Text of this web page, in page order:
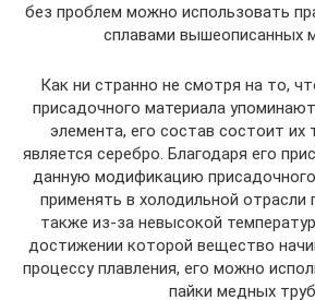
без проблем можно использовать
сплавами вышеописанных
Как ни странно не смотря на то,
присадочного материала
элемента, его состав состоит их
является серебро. Благодаря его
данную модификацию
применять в холодильной
также из-за невысокой
достижении которой вещество
процессу плавления, его можно
пайки медных